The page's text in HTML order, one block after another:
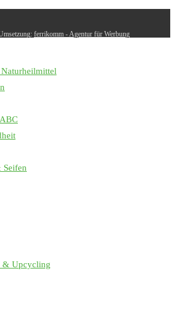
ferrikomm - Agentur für Werbung
Seifen
& Upcycling